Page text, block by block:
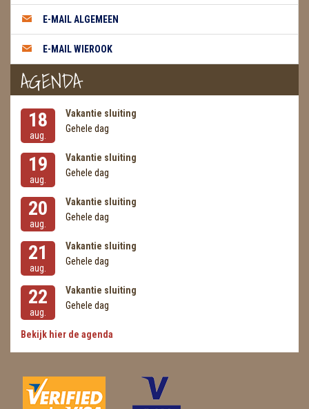
METEORIETEN
READING EN PERSOONLIJK ADVIES
RUWE STENEN
SCHEDELS / SKULLS
SELENIET
SPECIALE STUKKEN
TELEFOON KOORDEN
THEELICHTEN
VLINDERS
WIEROOK, OLIE & TOEBEHOREN
ZAKJES WATER ELIXERS
E-MAIL ALGEMEEN
E-MAIL WIEROOK
AGENDA
18
aug.
Vakantie sluiting
Gehele dag
19
aug.
Vakantie sluiting
Gehele dag
20
aug.
Vakantie sluiting
Gehele dag
21
aug.
Vakantie sluiting
Gehele dag
22
aug.
Vakantie sluiting
Gehele dag
Bekijk hier de agenda